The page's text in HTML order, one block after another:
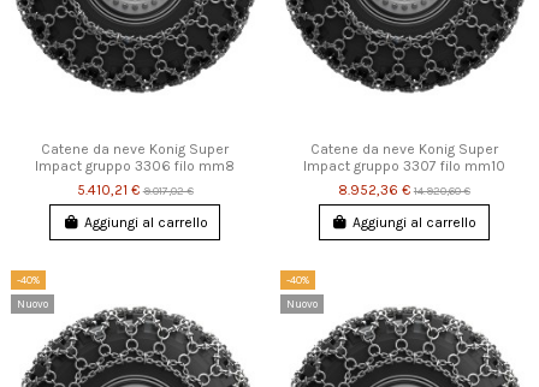
Catene da neve Konig Super
Impact gruppo 3306 filo mm8
5.410,21 €9.017,02 €
Aggiungi al carrello
Catene da neve Konig Super
Impact gruppo 3307 filo mm10
8.952,36 €14.920,60 €
Aggiungi al carrello
-40%
Nuovo
-40%
Nuovo